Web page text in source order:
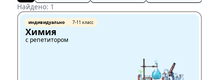
Найдено: 1
индивидуально 7-11 класс
Химия
с репетитором